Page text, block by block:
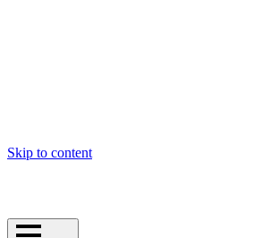
Skip to content